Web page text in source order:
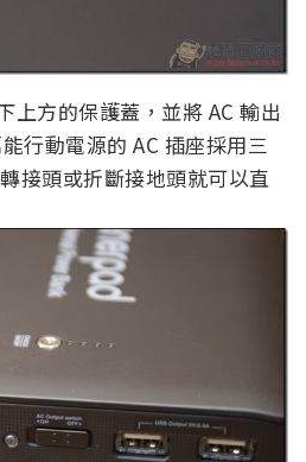
上方的保護蓋，並將 AC 輸出
行動電源的 AC 插座採用三
接頭或折斷接地頭就可以直